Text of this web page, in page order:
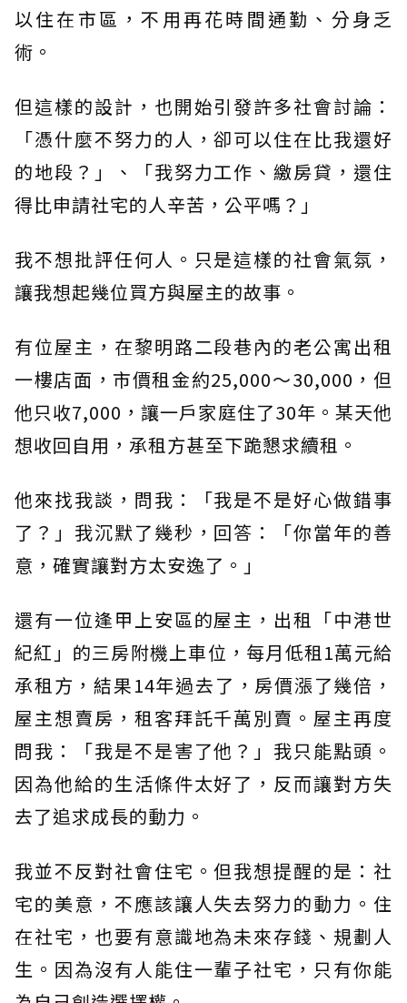
以住在市區，不用再花時間通勤、分身乏
術。
但這樣的設計，也開始引發許多社會討論：
「憑什麼不努力的人，卻可以住在比我還好
的地段？」、「我努力工作、繳房貸，還住
得比申請社宅的人辛苦，公平嗎？」
我不想批評任何人。只是這樣的社會氣氛，
讓我想起幾位買方與屋主的故事。
有位屋主，在黎明路二段巷內的老公寓出租
一樓店面，市價租金約25,000～30,000，但
他只收7,000，讓一戶家庭住了30年。某天他
想收回自用，承租方甚至下跪懇求續租。
他來找我談，問我：「我是不是好心做錯事
了？」我沉默了幾秒，回答：「你當年的善
意，確實讓對方太安逸了。」
還有一位逢甲上安區的屋主，出租「中港世
紀紅」的三房附機上車位，每月低租1萬元給
承租方，結果14年過去了，房價漲了幾倍，
屋主想賣房，租客拜託千萬別賣。屋主再度
問我：「我是不是害了他？」我只能點頭。
因為他給的生活條件太好了，反而讓對方失
去了追求成長的動力。
我並不反對社會住宅。但我想提醒的是：社
宅的美意，不應該讓人失去努力的動力。住
在社宅，也要有意識地為未來存錢、規劃人
生。因為沒有人能住一輩子社宅，只有你能